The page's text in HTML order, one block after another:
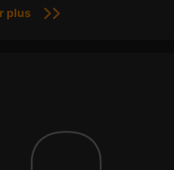
plus